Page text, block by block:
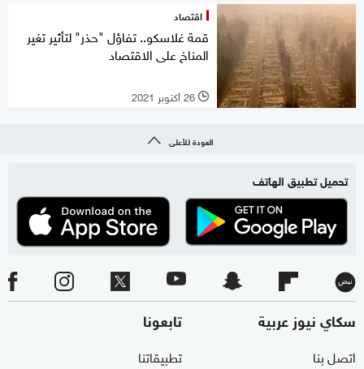
اقتصاد
قمة غلاسكو.. تفاؤل "حذر" لتأثير تغير
المناخ على الاقتصاد
l 26 أكتوبر 2021
العودة للأعلى
تحميل تطبيق الهاتف
سكاي نيوز عربية
اتصل بنا
تابعونا
تطبيقاتنا